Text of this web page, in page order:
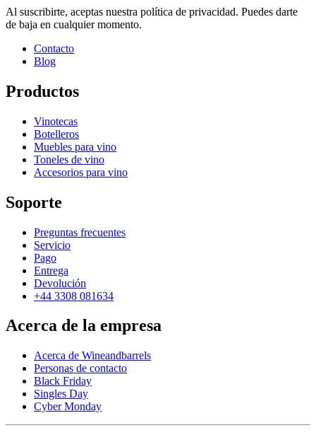
Al suscribirte, aceptas nuestra política de privacidad. Puedes darte
de baja en cualquier momento.
Contacto
Blog
Productos
Vinotecas
Botelleros
Muebles para vino
Toneles de vino
Accesorios para vino
Soporte
Preguntas frecuentes
Servicio
Pago
Entrega
Devolución
+44 3308 081634
Acerca de la empresa
Acerca de Wineandbarrels
Personas de contacto
Black Friday
Singles Day
Cyber Monday